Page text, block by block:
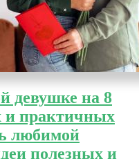
девушке на 8
и практичных
любимой
полезных и